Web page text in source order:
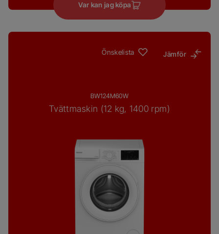
Var kan jag köpa
Önskelista Jämför
BW124M60W
Tvättmaskin (12 kg, 1400 rpm)